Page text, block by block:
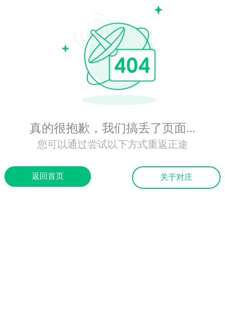
真的很抱歉，我们搞丢了页面...
您可以通过尝试以下方式重返正途
返回首页 关于对庄